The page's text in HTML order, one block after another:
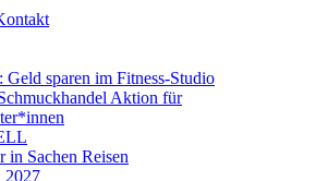
Geld sparen im Fitness-Studio
Aktion für
in Sachen Reisen
2027